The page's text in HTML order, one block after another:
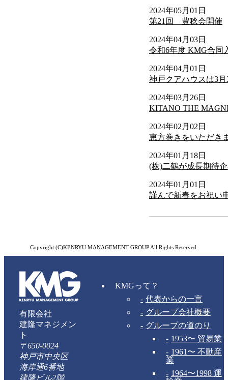
2024年05月01日
第21回 豊稔会開催
2024年04月03日
令和6年度 KMG合同
2024年04月01日
神戸クアハウスは3
2024年03月26日
KITANO THE
2024年02月02日
恵方巻きをいただき
2024年01月18日
(株)二鶴が成長期待
2024年01月01日
謹んで新春をお祝い
Copyright (C)KENRYU MANAGEMENT GROUP All Rights Reserved.
有限会社
建隆マネジメン
ト
〒650-0024
神戸市中央区
海岸通6番地
建隆ビル2階
KMGって？
代表からの一言
グループ会社概要
グループの道のり
1953〜 貿易業
1961〜 不動産
業
1964〜1998 運